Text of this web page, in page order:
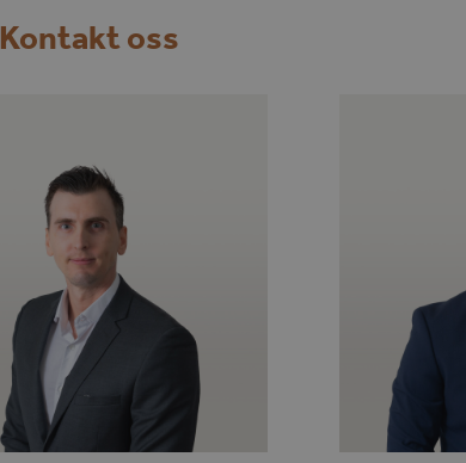
Kontakt oss